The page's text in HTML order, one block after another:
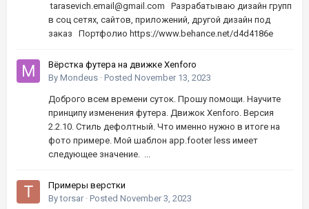
tarasevich.email@gmail.com Разрабатываю дизайн групп
в соц сетях, сайтов, приложений, другой дизайн под
заказ Портфолио https://www.behance.net/d4d4186e
Вёрстка футера на движке Xenforo
By Mondeus · Posted November 13, 2023
Доброго всем времени суток. Прошу помощи. Научите
принципу изменения футера. Движок Xenforo. Версия
2.2.10. Стиль дефолтный. Что именно нужно в итоге на
фото примере. Мой шаблон app.footer less имеет
следующее значение. ...
Примеры верстки
Bytorsar · Posted November 3, 2023